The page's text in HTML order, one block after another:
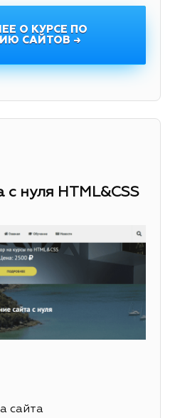
О КУРСЕ ПО
САЙТОВ →
нуля HTML&CSS
сайта